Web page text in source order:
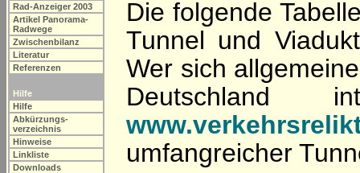
Rad-Anzeiger 2003
Artikel Panorama-
Radwege
Zwischenbilanz
Literatur
Referenzen
Hilfe
Hilfe
Abkürzungs-
verzeichnis
Hinweise
Linkliste
Downloads
Die folgende
Tunnel und
Wer sich
umfangreicher